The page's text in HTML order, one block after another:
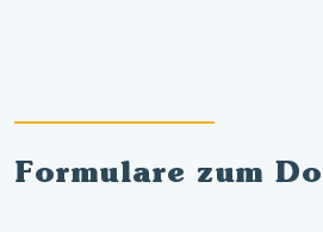
Formulare zum